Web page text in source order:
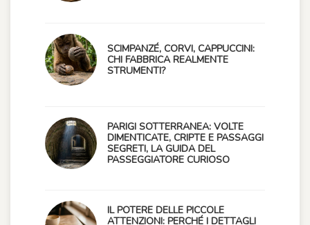
SCIMPANZÉ, CORVI, CAPPUCCINI:
CHI FABBRICA REALMENTE
STRUMENTI?
PARIGI SOTTERRANEA: VOLTE
DIMENTICATE, CRIPTE E PASSAGGI
SEGRETI, LA GUIDA DEL
PASSEGGIATORE CURIOSO
IL POTERE DELLE PICCOLE
ATTENZIONI: PERCHÉ I DETTAGLI